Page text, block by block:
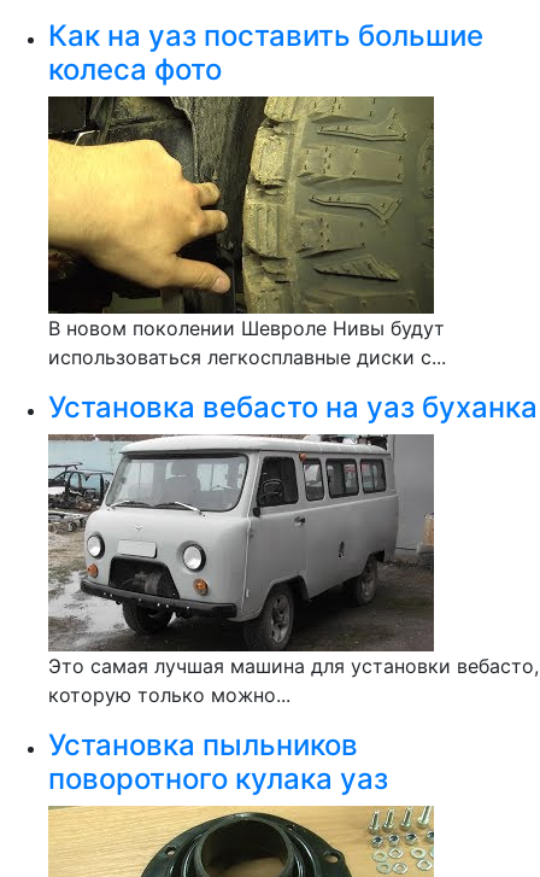
Как на уаз поставить большие
колеса фото
В новом поколении Шевроле Нивы будут
использоваться легкосплавные диски с...
Установка вебасто на уаз буханка
Это самая лучшая машина для установки вебасто,
которую только можно...
Установка пыльников
поворотного кулака уаз